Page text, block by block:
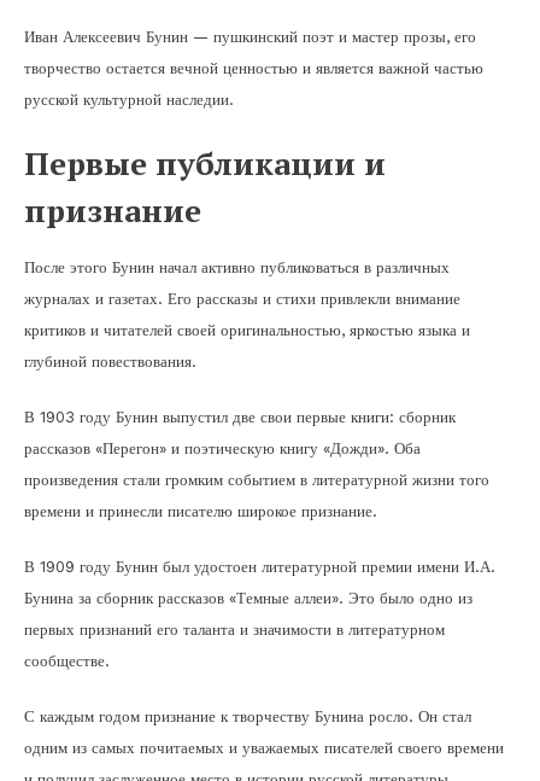
Иван Алексеевич Бунин — пушкинский поэт и мастер прозы, его
творчество остается вечной ценностью и является важной частью
русской культурной наследии.
Первые публикации и
признание
После этого Бунин начал активно публиковаться в различных
журналах и газетах. Его рассказы и стихи привлекли внимание
критиков и читателей своей оригинальностью, яркостью языка и
глубиной повествования.
В 1903 году Бунин выпустил две свои первые книги: сборник
рассказов «Перегон» и поэтическую книгу «Дожди». Оба
произведения стали громким событием в литературной жизни того
времени и принесли писателю широкое признание.
В 1909 году Бунин был удостоен литературной премии имени И.А.
Бунина за сборник рассказов «Темные аллеи». Это было одно из
первых признаний его таланта и значимости в литературном
сообществе.
С каждым годом признание к творчеству Бунина росло. Он стал
одним из самых почитаемых и уважаемых писателей своего времени